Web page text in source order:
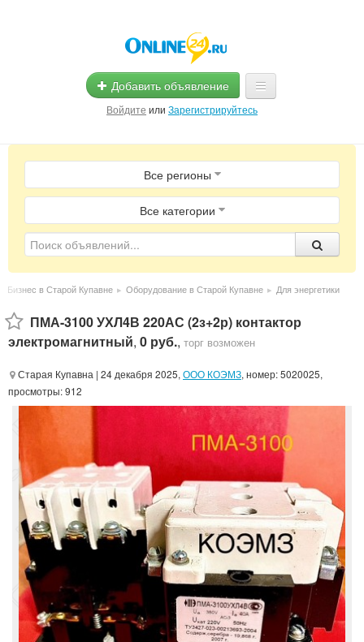
Добавить объявление
Войдите или Зарегистрируйтесь
Главная
Помощь
Услуги
Магазины
Все регионы
Все категории
Бизнес в Старой Купавне ▸ Оборудование в Старой Купавне ▸ Для энергетики
ПМА-3100 УХЛ4В 220АС (2з+2р) контактор
электромагнитный, 0 руб., торг возможен
Старая Купавна | 24 декабря 2025, ООО КОЭМЗ, номер: 5020025,
просмотры: 912